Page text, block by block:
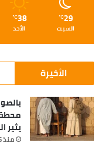
29
℃
السبت
38
℃
الأحد
الأخيرة
محطة
يثير
منذ 56 دقيقة